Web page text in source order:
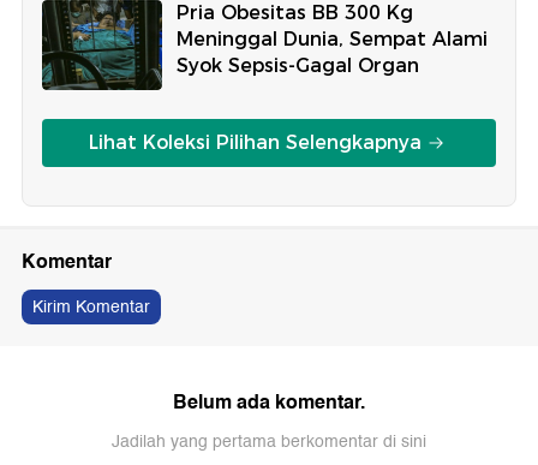
Pria Obesitas BB 300 Kg
Meninggal Dunia, Sempat Alami
Syok Sepsis-Gagal Organ
Lihat Koleksi Pilihan Selengkapnya
Komentar
Kirim Komentar
Belum ada komentar.
Jadilah yang pertama berkomentar di sini